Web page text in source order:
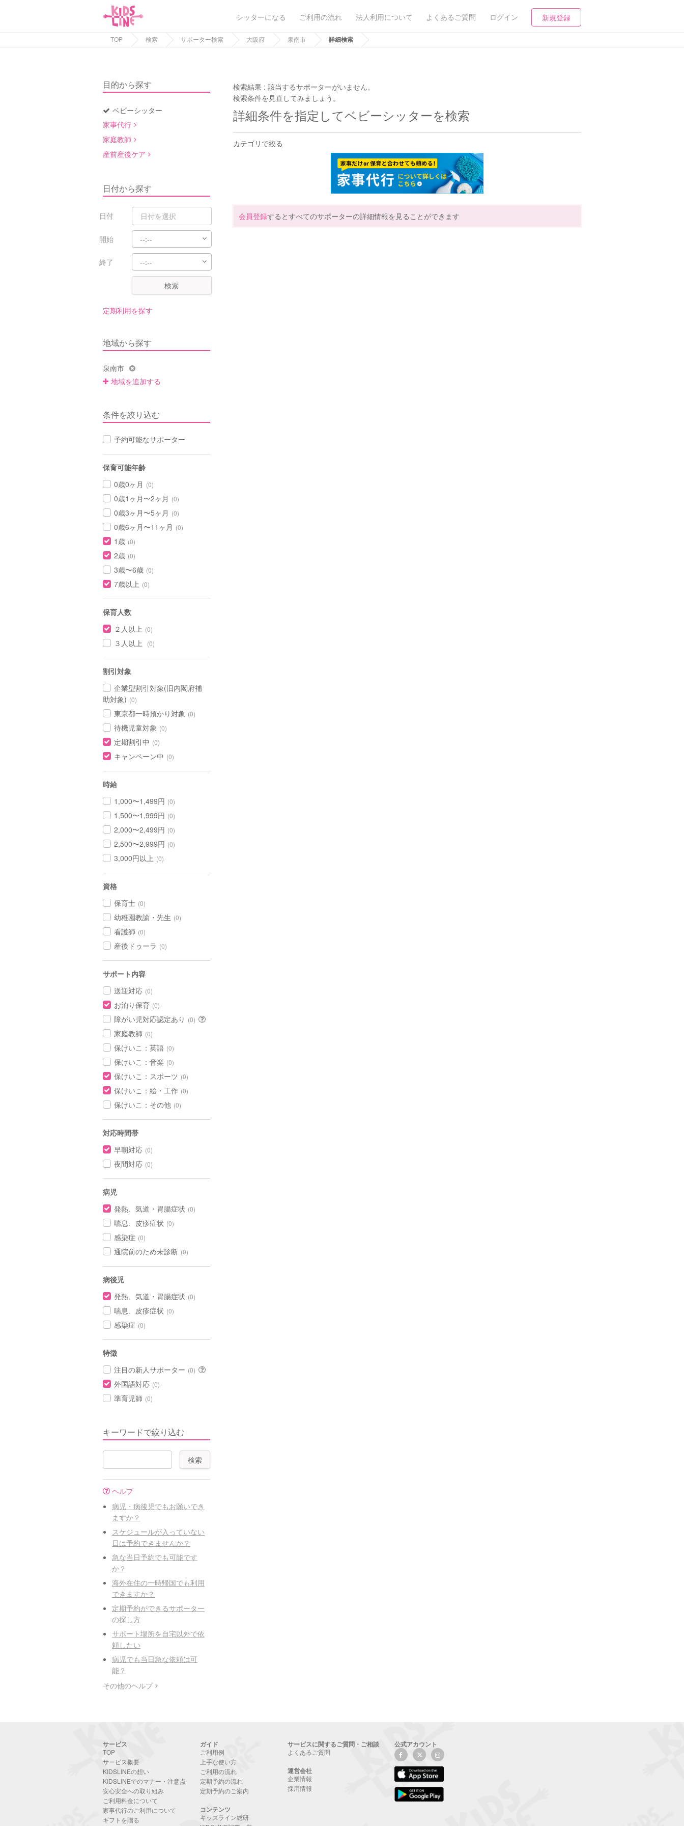
シッターになる ご利用の流れ 法人利用について よくあるご質問 ログイン 新規登録
TOP 検索 サポーター検索 大阪府 泉南市 詳細検索
目的から探す
ベビーシッター
家事代行
家庭教師
産前産後ケア
日付から探す
日付
開始
終了
検索
定期利用を探す
地域から探す
泉南市
地域を追加する
条件を絞り込む
予約可能なサポーター
保育可能年齢
0歳0ヶ月 (0)
0歳1ヶ月〜2ヶ月 (0)
0歳3ヶ月〜5ヶ月 (0)
0歳6ヶ月〜11ヶ月 (0)
1歳 (0)
2歳 (0)
3歳〜6歳 (0)
7歳以上 (0)
保育人数
２人以上 (0)
３人以上 (0)
割引対象
企業型割引対象(旧内閣府補
助対象) (0)
東京都一時預かり対象 (0)
待機児童対象 (0)
定期割引中 (0)
キャンペーン中 (0)
時給
1,000〜1,499円 (0)
1,500〜1,999円 (0)
2,000〜2,499円 (0)
2,500〜2,999円 (0)
3,000円以上 (0)
資格
保育士 (0)
幼稚園教諭・先生 (0)
看護師 (0)
産後ドゥーラ (0)
サポート内容
送迎対応 (0)
お泊り保育 (0)
障がい児対応認定あり (0)
家庭教師 (0)
保けいこ：英語 (0)
保けいこ：音楽 (0)
保けいこ：スポーツ (0)
保けいこ：絵・工作 (0)
保けいこ：その他 (0)
対応時間帯
早朝対応 (0)
夜間対応 (0)
病児
発熱、気道・胃腸症状 (0)
喘息、皮疹症状 (0)
感染症 (0)
通院前のため未診断 (0)
病後児
発熱、気道・胃腸症状 (0)
喘息、皮疹症状 (0)
感染症 (0)
特徴
注目の新人サポーター (0)
外国語対応 (0)
準育児師 (0)
キーワードで絞り込む
ヘルプ
病児・病後児でもお願いでき
ますか？
スケジュールが入っていない
日は予約できませんか？
急な当日予約でも可能です
か？
海外在住の一時帰国でも利用
できますか？
定期予約ができるサポーター
の探し方
サポート場所を自宅以外で依
頼したい
病児でも当日急な依頼は可
能？
その他のヘルプ
検索結果 :該当するサポーターがいません。
検索条件を見直してみましょう。
詳細条件を指定してベビーシッターを検索
カテゴリで絞る
会員登録するとすべてのサポーターの詳細情報を見ることができます
サービス
TOP
サービス概要
KIDSLINEの想い
KIDSLINEでのマナー・注意点
安心安全への取り組み
ご利用料金について
家事代行のご利用について
ギフトを贈る
ガイド
ご利用例
上手な使い方
ご利用の流れ
定期予約の流れ
定期予約のご案内
コンテンツ
キッズライン総研
サービスに関するご質問・ご相談
よくあるご質問
運営会社
企業情報
採用情報
公式アカウント